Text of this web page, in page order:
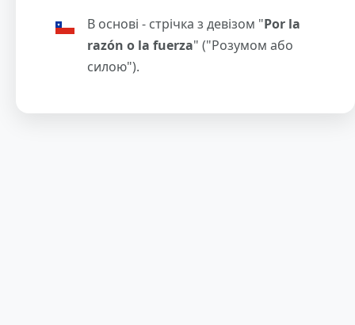
В основі - стрічка з девізом "Por la
razón o la fuerza" ("Розумом або
силою").